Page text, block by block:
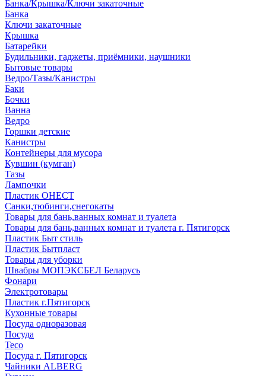
Банка/Крышка/Ключи закаточные
Банка
Ключи закаточные
Крышка
Батарейки
Будильники, гаджеты, приёмники, наушники
Бытовые товары
Ведро/Тазы/Канистры
Баки
Бочки
Ванна
Ведро
Горшки детские
Канистры
Контейнеры для мусора
Кувшин (кумган)
Тазы
Лампочки
Пластик ОНЕСТ
Санки,тюбинги,снегокаты
Товары для бань,ванных комнат и туалета
Товары для бань,ванных комнат и туалета г. Пятигорск
Пластик Быт стиль
Пластик Бытпласт
Товары для уборки
Швабры МОПЭКСБЕЛ Беларусь
Фонари
Электротовары
Пластик г.Пятигорск
Кухонные товары
Посуда одноразовая
Посуда
Teco
Посуда г. Пятигорск
Чайники ALBERG